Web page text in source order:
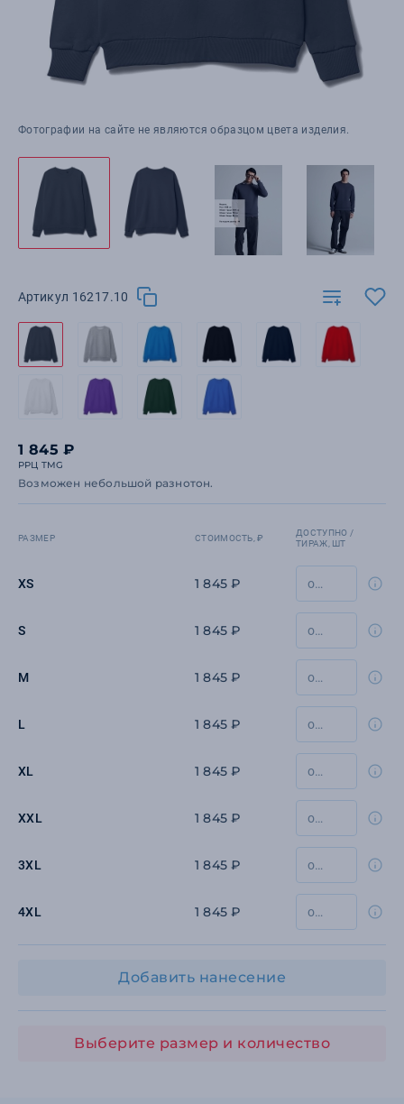
Фотографии на сайте не являются образцом цвета изделия.
Артикул 16217.10
1 845 ₽
РРЦ TMG
Возможен небольшой разнотон.
РАЗМЕР СТОИМОСТЬ, ₽
ДОСТУПНО /
ТИРАЖ, ШТ
XS 1 845 ₽
S 1 845 ₽
M 1 845 ₽
L 1 845 ₽
XL 1 845 ₽
XXL 1 845 ₽
3XL 1 845 ₽
4XL 1 845 ₽
Добавить нанесение
Выберите размер и количество